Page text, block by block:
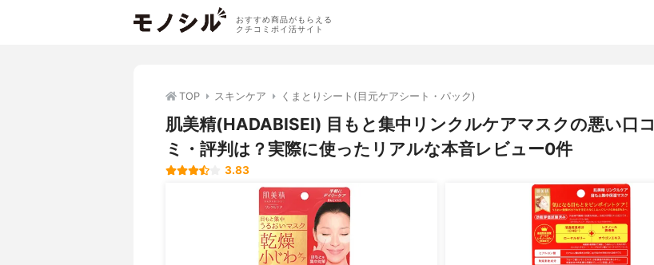
おすすめ商品がもらえる
クチコミポイ活サイト
TOP スキンケア くまとりシート(目元ケアシート・パック)
肌美精(HADABISEI) 目もと集中リンクルケアマスクの悪い口コ
ミ・評判は？実際に使ったリアルな本音レビュー0件
3.83